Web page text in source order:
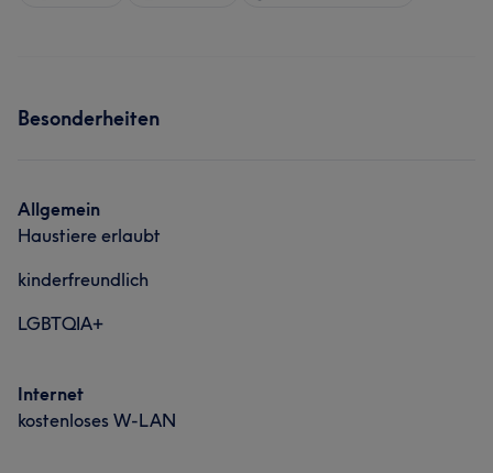
Besonderheiten
Allgemein
Haustiere erlaubt
kinderfreundlich
LGBTQIA+
Internet
kostenloses W-LAN